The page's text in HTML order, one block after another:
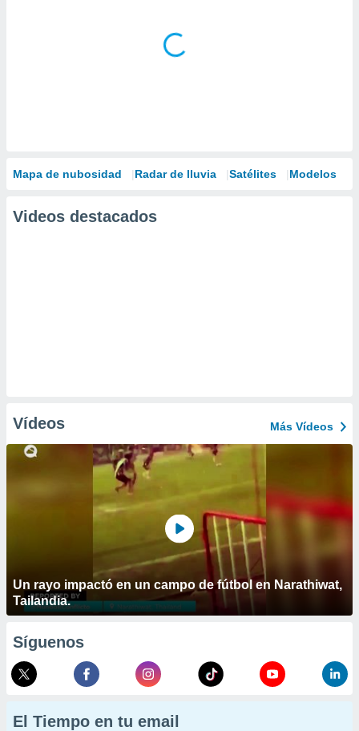
Mapa de nubosidad Radar de lluvia Satélites Modelos
Videos destacados
Vídeos Más Vídeos
Un rayo impactó en un campo de fútbol en Narathiwat,
Tailandia.
Síguenos
El Tiempo en tu email